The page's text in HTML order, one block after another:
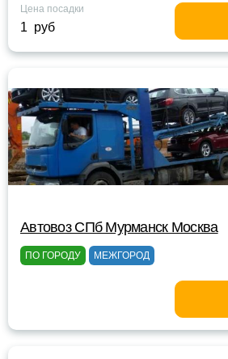
Цена посадки
1 руб
Автовоз СПб Мурманск Москва
ПО ГОРОДУ МЕЖГОРОД